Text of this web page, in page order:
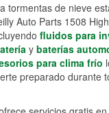
tormentas de nieve
Auto Parts 1508
fluidos para
y baterías
para clima frío
preparado durante